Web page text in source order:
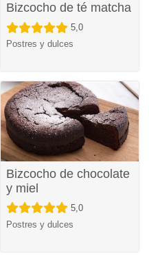
Bizcocho de té matcha
5,0
Postres y dulces
Bizcocho de chocolate
y miel
5,0
Postres y dulces